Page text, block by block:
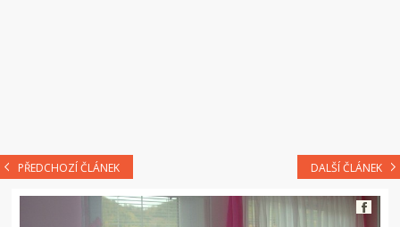
PŘEDCHOZÍ ČLÁNEK DALŠÍ ČLÁNEK